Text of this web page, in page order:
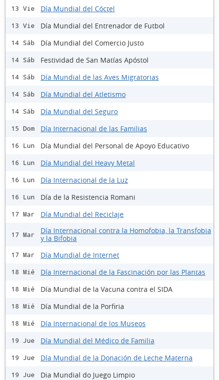
13 Vie Día Mundial del Cóctel
13 Vie Día Mundial del Entrenador de Futbol
14 Sáb Día Mundial del Comercio Justo
14 Sáb Festividad de San Matías Apóstol
14 Sáb Día Mundial de las Aves Migratorias
14 Sáb Día Mundial del Atletismo
14 Sáb Día Mundial del Seguro
15 Dom Día Internacional de las Familias
16 Lun Día Mundial del Personal de Apoyo Educativo
16 Lun Día Mundial del Heavy Metal
16 Lun Día Internacional de la Luz
16 Lun Día de la Resistencia Romani
17 Mar Día Mundial del Reciclaje
17 Mar
Día Internacional contra la Homofobia, la Transfobia
y la Bifobia
17 Mar Día Mundial de Internet
18 Mié Día Internacional de la Fascinación por las Plantas
18 Mié Día Mundial de la Vacuna contra el SIDA
18 Mié Día Mundial de la Porfiria
18 Mié Día Internacional de los Museos
19 Jue Día Mundial del Médico de Familia
19 Jue Día Mundial de la Donación de Leche Materna
19 Jue Dia Mundial do Juego Limpio